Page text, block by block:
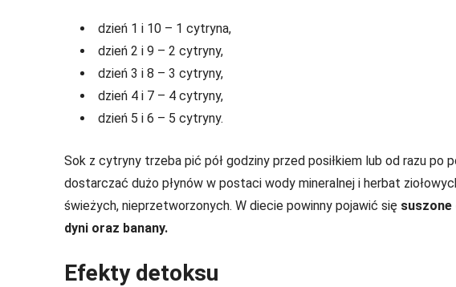
dzień 1 i 10 – 1 cytryna,
dzień 2 i 9 – 2 cytryny,
dzień 3 i 8 – 3 cytryny,
dzień 4 i 7 – 4 cytryny,
dzień 5 i 6 – 5 cytryny.
Sok z cytryny trzeba pić pół godziny przed posiłkiem lub od razu po
dostarczać dużo płynów w postaci wody mineralnej i herbat
świeżych, nieprzetworzonych. W diecie powinny pojawić się suszone
dyni oraz banany.
Efekty detoksu